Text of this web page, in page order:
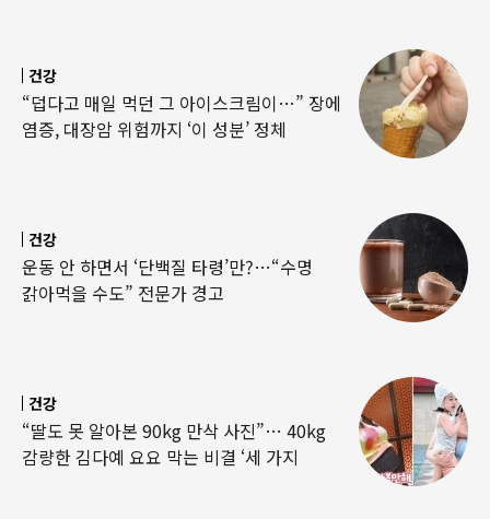
건강
“덥다고 매일 먹던 그 아이스크림이…” 장에
염증, 대장암 위험까지 ‘이 성분’ 정체
건강
운동 안 하면서 ‘단백질 타령’만?…“수명
갉아먹을 수도” 전문가 경고
건강
“딸도 못 알아본 90kg 만삭 사진”… 40kg
감량한 김다예 요요 막는 비결 ‘세 가지